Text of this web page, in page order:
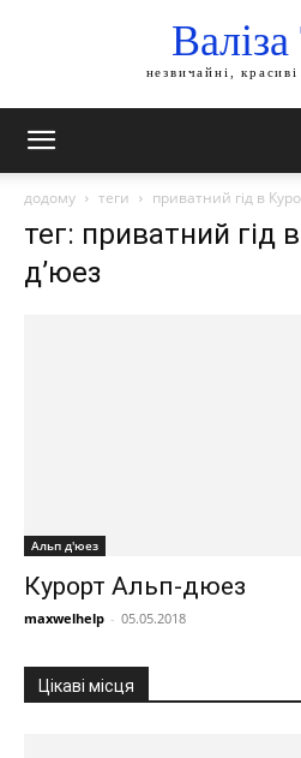
незвичайні,
додому теги приватний гід в
тег: приватний гід
д’юез
Альп д'юез
Курорт Альп-дюез
maxwelhelp - 05.05.2018
Цікаві місця